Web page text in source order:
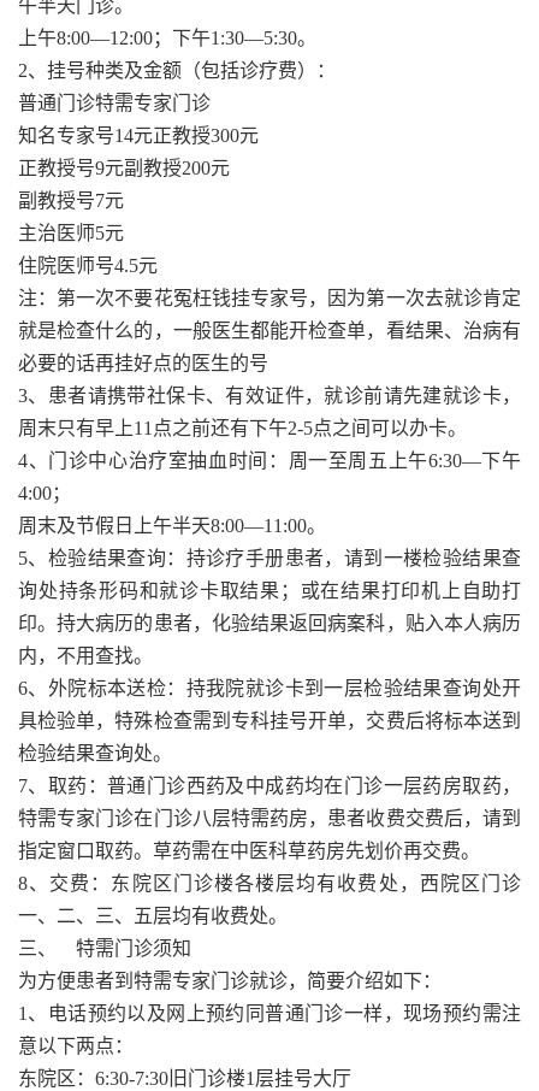
午半天门诊。
上午8:00—12:00；下午1:30—5:30。
2、挂号种类及金额（包括诊疗费）：
普通门诊特需专家门诊
知名专家号14元正教授300元
正教授号9元副教授200元
副教授号7元
主治医师5元
住院医师号4.5元
注：第一次不要花冤枉钱挂专家号，因为第一次去就诊肯定
就是检查什么的，一般医生都能开检查单，看结果、治病有
必要的话再挂好点的医生的号
3、患者请携带社保卡、有效证件，就诊前请先建就诊卡，
周末只有早上11点之前还有下午2-5点之间可以办卡。
4、门诊中心治疗室抽血时间：周一至周五上午6:30—下午
4:00；
周末及节假日上午半天8:00—11:00。
5、检验结果查询：持诊疗手册患者，请到一楼检验结果查
询处持条形码和就诊卡取结果；或在结果打印机上自助打
印。持大病历的患者，化验结果返回病案科，贴入本人病历
内，不用查找。
6、外院标本送检：持我院就诊卡到一层检验结果查询处开
具检验单，特殊检查需到专科挂号开单，交费后将标本送到
检验结果查询处。
7、取药：普通门诊西药及中成药均在门诊一层药房取药，
特需专家门诊在门诊八层特需药房，患者收费交费后，请到
指定窗口取药。草药需在中医科草药房先划价再交费。
8、交费：东院区门诊楼各楼层均有收费处，西院区门诊
一、二、三、五层均有收费处。
三、 特需门诊须知
为方便患者到特需专家门诊就诊，简要介绍如下：
1、电话预约以及网上预约同普通门诊一样，现场预约需注
意以下两点：
东院区：6:30-7:30旧门诊楼1层挂号大厅